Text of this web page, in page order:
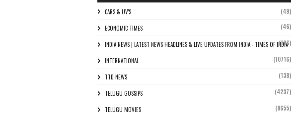
CARS & UV'S (49)
ECONOMIC TIMES (46)
INDIA NEWS | LATEST NEWS HEADLINES & LIVE UPDATES FROM INDIA - TIMES OF INDIA
(106)
INTERNATIONAL (10716)
TTD NEWS (138)
TELUGU GOSSIPS (4237)
TELUGU MOVIES (8655)